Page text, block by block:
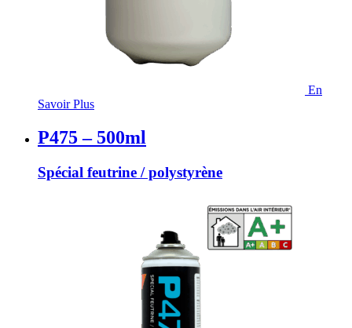
En
Savoir Plus
P475 – 500ml
Spécial feutrine / polystyrène